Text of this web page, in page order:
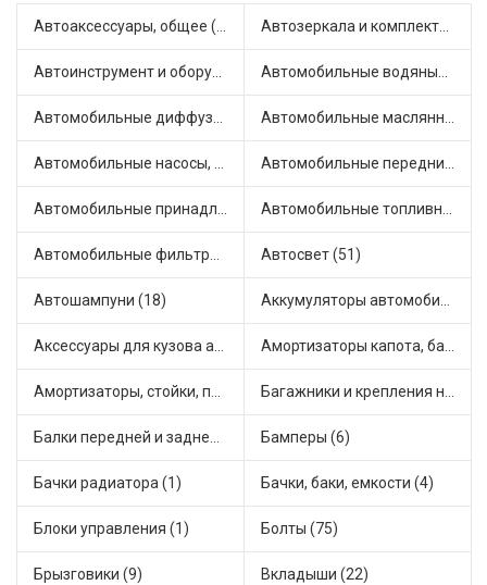
Автоаксессуары, общее (1) Автозеркала и комплектующие (11)
Автоинструмент и оборудование (7) Автомобильные водяные насосы (14)
Автомобильные диффузоры и вентиляторы (4) Автомобильные маслянные насосы (9)
Автомобильные насосы, компрессоры и манометры (1) Автомобильные передние фары (12)
Автомобильные принадлежности и аксессуары (6) Автомобильные топливные насосы (17)
Автомобильные фильтры (1) Автосвет (51)
Автошампуни (18) Аккумуляторы автомобильные (2)
Аксессуары для кузова автомобиля (1) Амортизаторы капота, багажника (6)
Амортизаторы, стойки, подушки стоек (36) Багажники и крепления на крышу (1)
Балки передней и задней подвески (4) Бамперы (6)
Бачки радиатора (1) Бачки, баки, емкости (4)
Блоки управления (1) Болты (75)
Брызговики (9) Вкладыши (22)